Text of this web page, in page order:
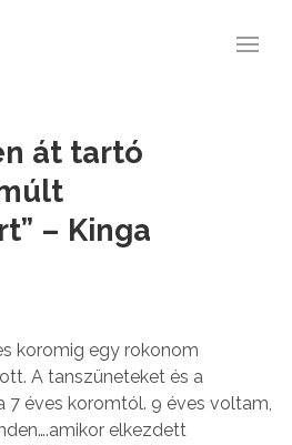
át tartó
– Kinga
koromig egy rokonom
A tanszüneteket és a
éves koromtól. 9 éves voltam,
elkezdett